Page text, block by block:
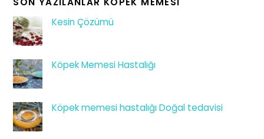
Kesin Çözümü
Köpek Memesi Hastalığı
Köpek memesi hastalığı Doğal tedavisi